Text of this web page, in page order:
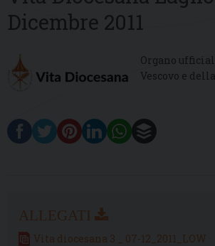
Dicembre 2011
Organo
Vescovo e
Vita diocesana 3 _ 07-12_2011_LOW